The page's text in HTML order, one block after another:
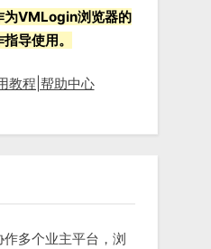
为VMLogin浏览器的
导使用。
教程|帮助中心
多个业主平台，浏